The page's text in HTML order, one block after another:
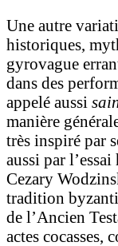
Une autre
historiques,
gyrovague
dans des
appelé aussi
manière
très inspiré par
aussi par
Cezary
tradition
de l’Ancien
actes cocasses,